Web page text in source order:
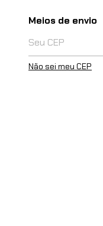
Entregas para o CEP:
Meios de envio
Não sei meu CEP